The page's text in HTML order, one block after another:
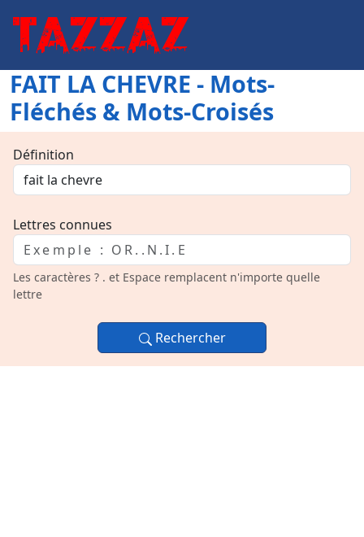
FAIT LA CHEVRE - Mots-
Fléchés & Mots-Croisés
Définition
Lettres connues
Les caractères ? . et Espace remplacent n'importe quelle
lettre
Rechercher